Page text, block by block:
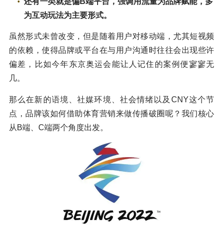
为互动玩法为主要形式。
虽然形式未曾改变，但是随着用户对移动端，尤其短视频
的依赖，使得品牌或平台在与用户沟通时往往会出现些许
偏差，比如今年东京奥运会能让人记住的案例便寥寥无
几。
那么在新的语境、社媒环境、社会情绪以及CNY这个节
点，品牌该如何借助体育营销来做传播破圈呢？我们核心
从B端、C端两个角度出发。